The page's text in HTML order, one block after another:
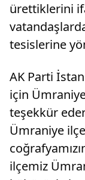
ürettiklerini
tesislerine
AK Parti
için Ümraniye
teşekkür
Ümraniye
ilçemiz